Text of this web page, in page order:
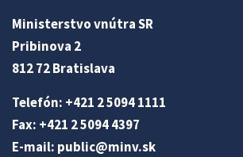
Ministerstvo vnútra SR
Pribinova 2
812 72 Bratislava
Telefón: +421 2 5094 1111
Fax: +421 2 5094 4397
E-mail: public@minv.sk